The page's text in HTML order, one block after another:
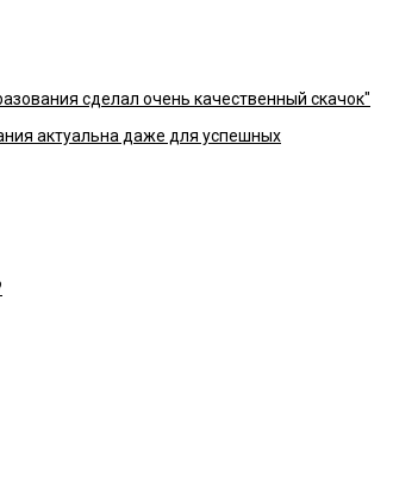
сделал очень качественный скачок"
актуальна даже для успешных